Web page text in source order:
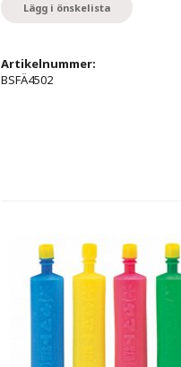
Lägg i önskelista
Artikelnummer:
BSFÄ4502